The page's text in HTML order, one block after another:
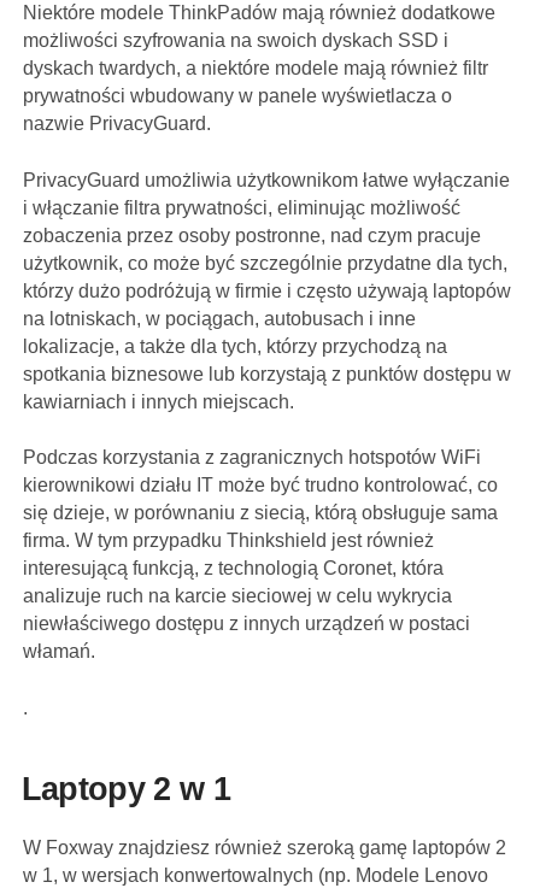
Niektóre modele ThinkPadów mają również dodatkowe
możliwości szyfrowania na swoich dyskach SSD i
dyskach twardych, a niektóre modele mają również filtr
prywatności wbudowany w panele wyświetlacza o
nazwie PrivacyGuard.
PrivacyGuard umożliwia użytkownikom łatwe wyłączanie
i włączanie filtra prywatności, eliminując możliwość
zobaczenia przez osoby postronne, nad czym pracuje
użytkownik, co może być szczególnie przydatne dla tych,
którzy dużo podróżują w firmie i często używają laptopów
na lotniskach, w pociągach, autobusach i inne
lokalizacje, a także dla tych, którzy przychodzą na
spotkania biznesowe lub korzystają z punktów dostępu w
kawiarniach i innych miejscach.
Podczas korzystania z zagranicznych hotspotów WiFi
kierownikowi działu IT może być trudno kontrolować, co
się dzieje, w porównaniu z siecią, którą obsługuje sama
firma. W tym przypadku Thinkshield jest również
interesującą funkcją, z technologią Coronet, która
analizuje ruch na karcie sieciowej w celu wykrycia
niewłaściwego dostępu z innych urządzeń w postaci
włamań.
.
Laptopy 2 w 1
W Foxway znajdziesz również szeroką gamę laptopów 2
w 1, w wersjach konwertowalnych (np. Modele Lenovo